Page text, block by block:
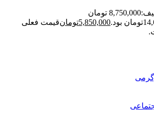
8,750,000 تومان
5,850,000تومانقیمت فعلی